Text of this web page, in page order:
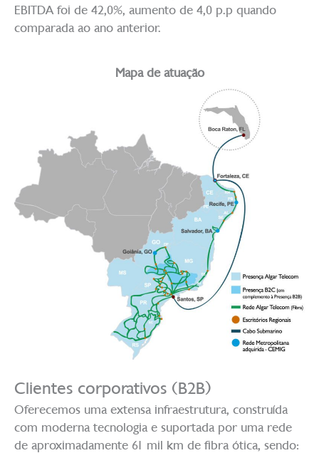
EBITDA foi de 42,0%, aumento de 4,0 p.p quando
comparada ao ano anterior.
Mapa de atuação
Clientes corporativos (B2B)
Oferecemos uma extensa infraestrutura, construída
com moderna tecnologia e suportada por uma rede
de aproximadamente 61 mil km de fibra ótica, sendo: